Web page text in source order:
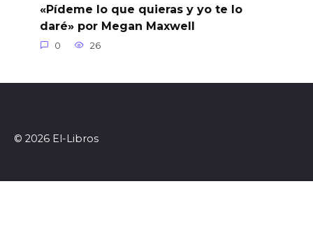
«Pídeme lo que quieras y yo te lo
daré» por Megan Maxwell
0 26
© 2026 El-Libros